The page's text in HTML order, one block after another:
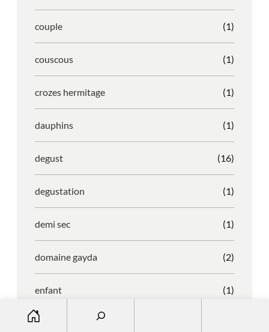
couple (1)
couscous (1)
crozes hermitage (1)
dauphins (1)
degust (16)
degustation (1)
demi sec (1)
domaine gayda (2)
enfant (1)
entreprise